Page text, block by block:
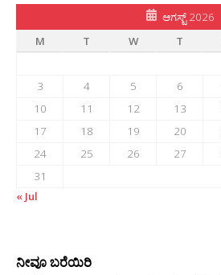
ಆಗಸ್ಟ್ 2026
M
T W T
3
4 5 6
10
11 12 13
17
18 19 20
24
25 26 27
31
« Jul
ನೀವೂ ಬರೆಯಿರಿ